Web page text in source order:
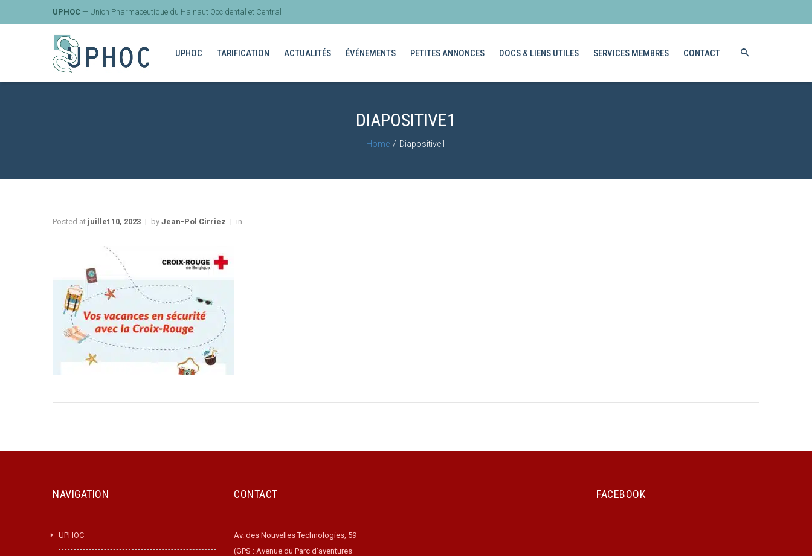
UPHOC — Union Pharmaceutique du Hainaut Occidental et Central
UPHOC TARIFICATION ACTUALITÉS ÉVÉNEMENTS PETITES ANNONCES DOCS & LIENS UTILES SERVICES MEMBRES CONTACT
DIAPOSITIVE1
Home Diapositive1
Posted at juillet 10, 2023 by Jean-Pol Cirriez in
NAVIGATION
UPHOC
CONTACT
Av. des Nouvelles Technologies, 59
(GPS : Avenue du Parc d’aventures
FACEBOOK